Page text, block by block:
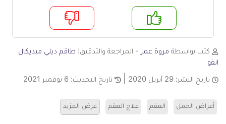
لا
كتب بواسطة مروة عمر - المراجعة والتدقيق: طاقم ديلي ميديكال
انفو
تاريخ النشر: 29 أبريل 2020 تاريخ التحديث: 6 نوفمبر 2021
أعراض الحمل العقم علاج العقم عرض المزيد